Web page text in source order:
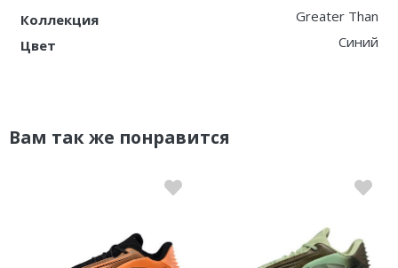
Коллекция
Greater Than
Цвет
Синий
Вам так же понравится